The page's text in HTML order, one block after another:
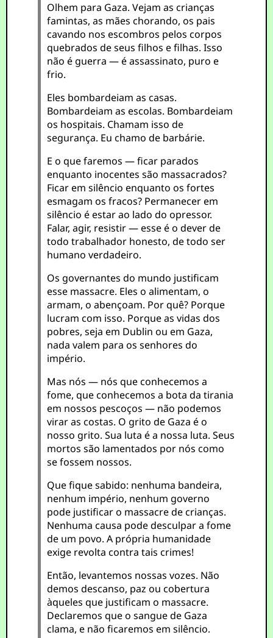
Olhem para Gaza. Vejam as crianças
famintas, as mães chorando, os pais
cavando nos escombros pelos corpos
quebrados de seus filhos e filhas. Isso
não é guerra — é assassinato, puro e
frio.
Eles bombardeiam as casas.
Bombardeiam as escolas. Bombardeiam
os hospitais. Chamam isso de
segurança. Eu chamo de barbárie.
E o que faremos — ficar parados
enquanto inocentes são massacrados?
Ficar em silêncio enquanto os fortes
esmagam os fracos? Permanecer em
silêncio é estar ao lado do opressor.
Falar, agir, resistir — esse é o dever de
todo trabalhador honesto, de todo ser
humano verdadeiro.
Os governantes do mundo justificam
esse massacre. Eles o alimentam, o
armam, o abençoam. Por quê? Porque
lucram com isso. Porque as vidas dos
pobres, seja em Dublin ou em Gaza,
nada valem para os senhores do
império.
Mas nós — nós que conhecemos a
fome, que conhecemos a bota da tirania
em nossos pescoços — não podemos
virar as costas. O grito de Gaza é o
nosso grito. Sua luta é a nossa luta. Seus
mortos são lamentados por nós como
se fossem nossos.
Que fique sabido: nenhuma bandeira,
nenhum império, nenhum governo
pode justificar o massacre de crianças.
Nenhuma causa pode desculpar a fome
de um povo. A própria humanidade
exige revolta contra tais crimes!
Então, levantemos nossas vozes. Não
demos descanso, paz ou cobertura
àqueles que justificam o massacre.
Declaremos que o sangue de Gaza
clama, e não ficaremos em silêncio.